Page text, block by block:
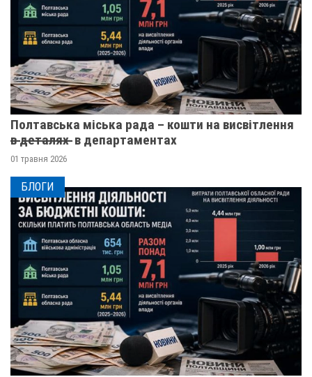
Полтавська міська рада – кошти на висвітлення
в̶ ̶д̶е̶т̶а̶л̶я̶х̶ ̶ в департаментах
01 травня 2026
БЛОГИ